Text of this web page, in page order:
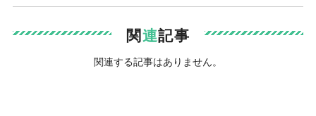
関連記事
関連する記事はありません。